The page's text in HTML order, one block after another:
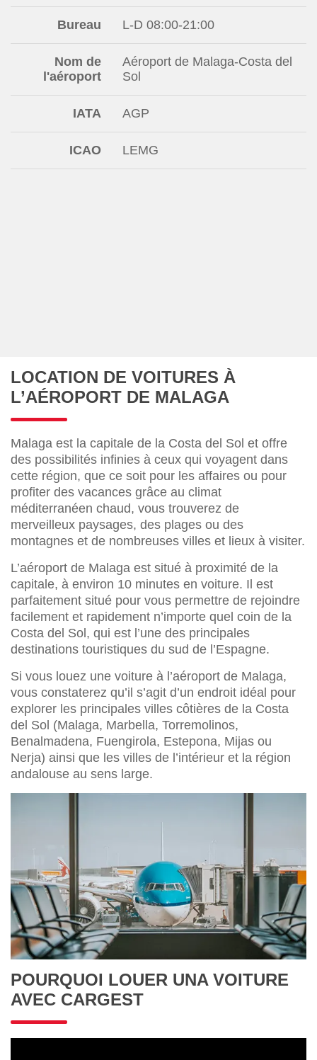
Bureau L-D 08:00-21:00
Nom de
l'aéroport
Aéroport de Malaga-Costa del
Sol
IATA AGP
ICAO LEMG
LOCATION DE VOITURES À
L’AÉROPORT DE MALAGA
Malaga est la capitale de la Costa del Sol et offre
des possibilités infinies à ceux qui voyagent dans
cette région, que ce soit pour les affaires ou pour
profiter des vacances grâce au climat
méditerranéen chaud, vous trouverez de
merveilleux paysages, des plages ou des
montagnes et de nombreuses villes et lieux à visiter.
L’aéroport de Malaga est situé à proximité de la
capitale, à environ 10 minutes en voiture. Il est
parfaitement situé pour vous permettre de rejoindre
facilement et rapidement n’importe quel coin de la
Costa del Sol, qui est l’une des principales
destinations touristiques du sud de l’Espagne.
Si vous louez une voiture à l’aéroport de Malaga,
vous constaterez qu’il s’agit d’un endroit idéal pour
explorer les principales villes côtières de la Costa
del Sol (Malaga, Marbella, Torremolinos,
Benalmadena, Fuengirola, Estepona, Mijas ou
Nerja) ainsi que les villes de l’intérieur et la région
andalouse au sens large.
POURQUOI LOUER UNA VOITURE
AVEC CARGEST